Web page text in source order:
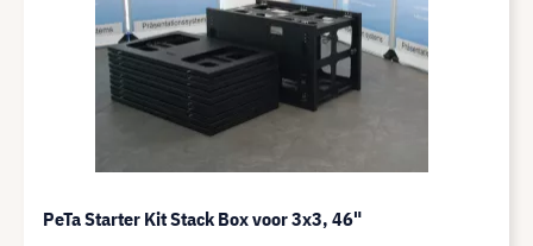
PeTa Starter Kit Stack Box voor 3x3, 46"